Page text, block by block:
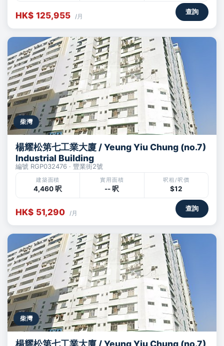
HK$ 125,955 /月
查詢
柴灣
楊耀松第七工業大廈 / Yeung Yiu Chung (no.7)
Industrial Building
編號 RGP032476 · 豐業街2號
建築面積
4,460 呎
實用面積
-- 呎
呎租/呎價
$12
HK$ 51,290 /月
查詢
柴灣
楊耀松第七工業大廈 / Yeung Yiu Chung (no.7)